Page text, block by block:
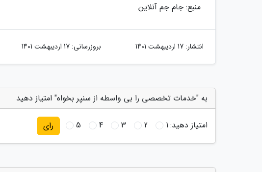
منبع: جام جم آنلاین
انتشار: 17 اردیبهشت 1401 بروزرسانی: 17 اردیبهشت 1401
به "خدمات تخصصی را بی واسطه از سنپر بخواه" امتیاز دهید
امتیاز دهید:1
2
3
4
5 رای